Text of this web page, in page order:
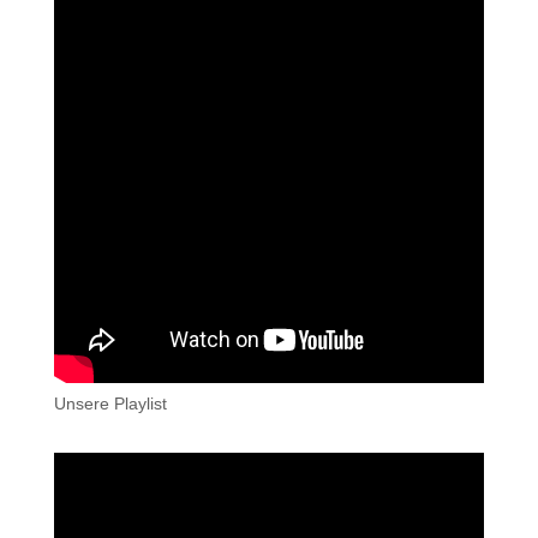
Unsere Playlist